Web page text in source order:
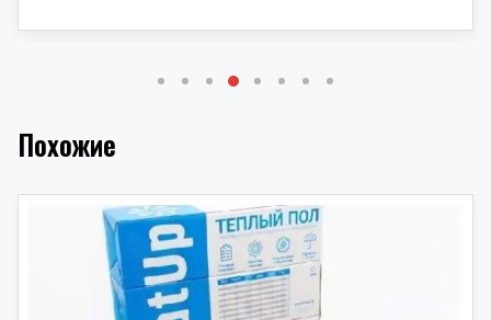
Похожие